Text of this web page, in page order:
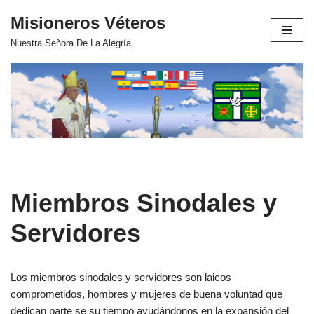
Saltar
contenido
Misioneros Véteros
Nuestra Señora De La Alegría
Miembros Sinodales y
Servidores
Los miembros sinodales y servidores son laicos
comprometidos, hombres y mujeres de buena voluntad que
dedican parte se su tiempo ayudándonos en la expansión del